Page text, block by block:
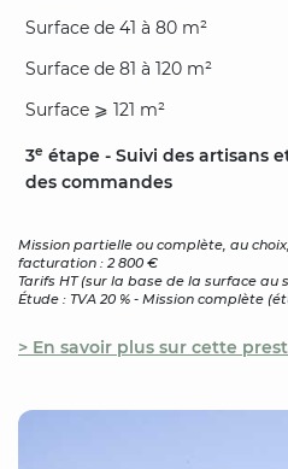
Surface de 41 à 80 m²
Surface de 81 à 120 m²
Surface ⩾ 121 m²
3e étape - Suivi des artisans
des commandes
Mission partielle ou complète, au
facturation : 2 800 €
Tarifs HT (sur la base de la surface au
Étude : TVA 20 % - Mission complète
> En savoir plus sur cette